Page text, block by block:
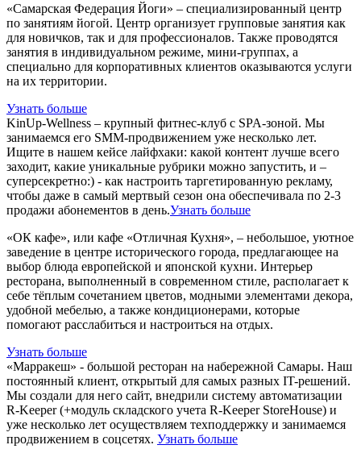
«Самарская Федерация Йоги» – специализированный центр
по занятиям йогой. Центр организует групповые занятия как
для новичков, так и для профессионалов. Также проводятся
занятия в индивидуальном режиме, мини-группах, а
специально для корпоративных клиентов оказываются услуги
на их территории.
Узнать больше
KinUp-Wellness – крупный фитнес-клуб с SPA-зоной. Мы
занимаемся его SMM-продвижением уже несколько лет.
Ищите в нашем кейсе лайфхаки: какой контент лучше всего
заходит, какие уникальные рубрики можно запустить, и –
суперсекретно:) - как настроить таргетированную рекламу,
чтобы даже в самый мертвый сезон она обеспечивала по 2-3
продажи абонементов в день.Узнать больше
«ОК кафе», или кафе «Отличная Кухня», – небольшое, уютное
заведение в центре исторического города, предлагающее на
выбор блюда европейской и японской кухни. Интерьер
ресторана, выполненный в современном стиле, располагает к
себе тёплым сочетанием цветов, модными элементами декора,
удобной мебелью, а также кондиционерами, которые
помогают расслабиться и настроиться на отдых.
Узнать больше
«Марракеш» - большой ресторан на набережной Самары. Наш
постоянный клиент, открытый для самых разных IT-решений.
Мы создали для него сайт, внедрили систему автоматизации
R-Keeper (+модуль складского учета R-Keeper StoreHouse) и
уже несколько лет осуществляем техподдержку и занимаемся
продвижением в соцсетях. Узнать больше